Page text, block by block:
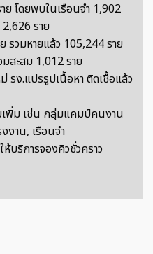
โดยพบในเรือนจำ 1,902
ราย
รวมหายแล้ว 105,244 ราย
มสะสม 1,012 ราย
รง.แปรรูปเนื้อหา ติดเชื้อแล้ว
พิ่ม เช่น กลุ่มแคมป์คนงาน
งาน, เรือนจำ
บริการจองคิวชั่วคราว